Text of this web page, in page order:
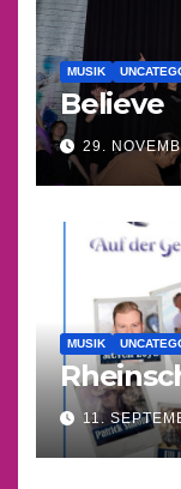
MUSIK
Believe
29.
MUSIK
11.